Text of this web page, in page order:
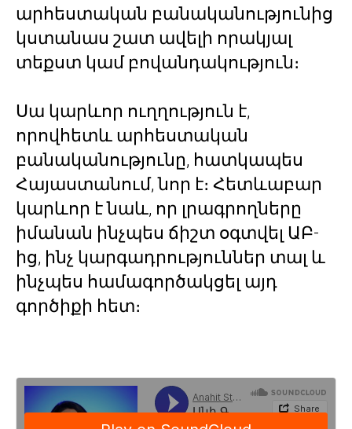
արհեստական բանականությունից
կստանաս շատ ավելի որակյալ
տեքստ կամ բովանդակություն։
Սա կարևոր ուղղություն է,
որովհետև արհեստական
բանականությունը, հատկապես
Հայաստանում, նոր է։ Հետևաբար
կարևոր է նաև, որ լրագրողները
իմանան ինչպես ճիշտ օգտվել ԱԲ-
ից, ինչ կարգադրություններ տալ և
ինչպես համագործակցել այդ
գործիքի հետ։